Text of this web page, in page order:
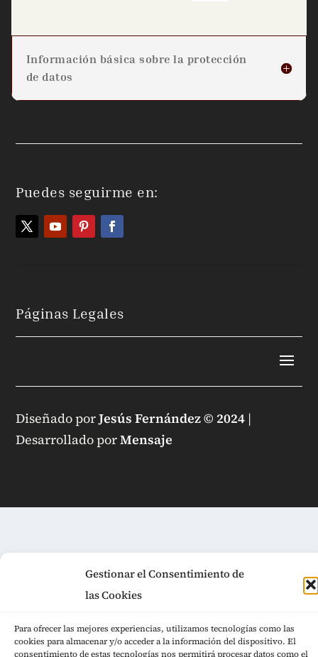
Gestionar el Consentimiento de
las Cookies
Para ofrecer las mejores experiencias, utilizamos tecnologías como las
cookies para almacenar y/o acceder a la información del dispositivo. El
consentimiento de estas tecnologías nos permitirá procesar datos como el
Información básica sobre la protección
de datos
Puedes seguirme en:
Páginas Legales
Diseñado porJesús Fernández © 2024 |
Desarrollado porMensaje